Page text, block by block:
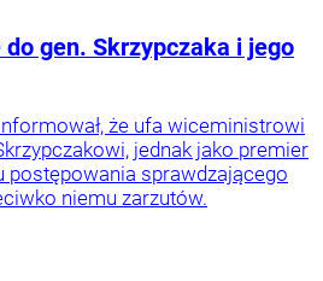
gen. Skrzypczaka i jego
że ufa wiceministrowi
jednak jako premier
postępowania sprawdzającego
niemu zarzutów.